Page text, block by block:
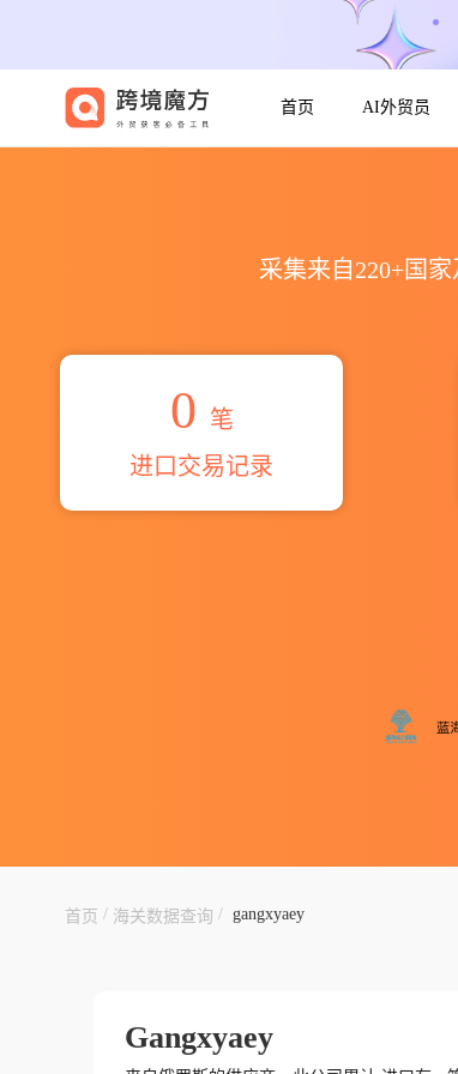
首页 AI外贸员
采集来自220+国
0 笔
进口交易记录
首页 / 海关数据查询 / gangxyaey
Gangxyaey